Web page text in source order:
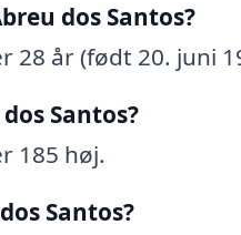
dos Santos?
28 år (født 20. juni
Santos?
185 høj.
Santos?